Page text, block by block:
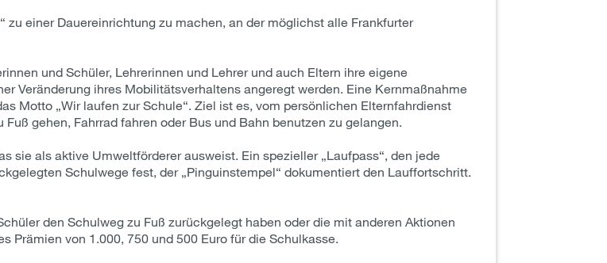
einer Dauereinrichtung zu machen, an der möglichst alle Frankfurter
und Schüler, Lehrerinnen und Lehrer und auch Eltern ihre eigene
Veränderung ihres Mobilitätsverhaltens angeregt werden. Eine Kernmaßnahme
Motto „Wir laufen zur Schule“. Ziel ist es, vom persönlichen Elternfahrdienst
gehen, Fahrrad fahren oder Bus und Bahn benutzen zu gelangen.
sie als aktive Umweltförderer ausweist. Ein spezieller „Laufpass“, den jede
Schulwege fest, der „Pinguinstempel“ dokumentiert den Lauffortschritt.
den Schulweg zu Fuß zurückgelegt haben oder die mit anderen Aktionen
Prämien von 1.000, 750 und 500 Euro für die Schulkasse.